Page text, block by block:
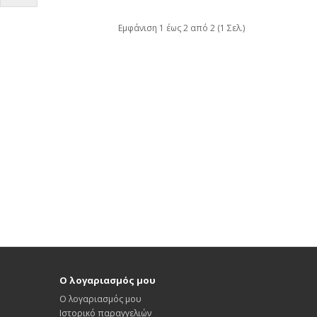
Εμφάνιση 1 έως 2 από 2 (1 Σελ.)
Ο λογαριασμός μου
Ο λογαριασμός μου
Ιστορικό παραγγελιών